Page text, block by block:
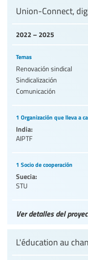
2022 – 2025
Union-Connect,
Temas
Renovación sindical
Sindicalización
Comunicación
1 Organización que lleva a
India:
AIPTF
1 Socio de cooperación
Suecia:
STU
Ver detalles del
L'éducation au